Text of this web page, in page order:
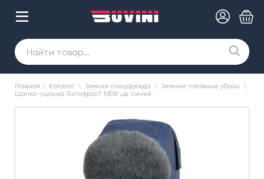
Главная \ Каталог \ Зимняя спецодежда \ Зимние головные уборы
\
Шапка-ушанка "Антифрост" NEW цв. синий